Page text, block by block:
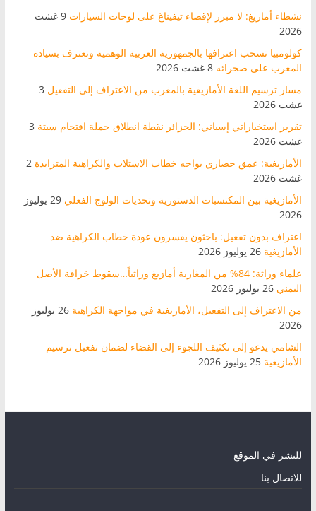
نشطاء أمازيغ: لا مبرر لإقصاء تيفيناغ على لوحات السيارات
9 غشت
2026
كولومبيا تسحب اعترافها بالجمهورية العربية الوهمية وتعترف بسيادة
المغرب على صحرائه 8 غشت 2026
مسار ترسيم اللغة الأمازيغية بالمغرب من الاعتراف إلى التفعيل 3
غشت 2026
تقرير استخباراتي إسباني: الجزائر نقطة انطلاق حملة اقتحام سبتة 3
غشت 2026
الأمازيغية: عمق حضاري يواجه خطاب الاستلاب والكراهية المتزايدة 2
غشت 2026
الأمازيغية بين المكتسبات الدستورية وتحديات الولوج الفعلي
29 يوليوز
2026
اعتراف بدون تفعيل: باحثون يفسرون عودة خطاب الكراهية ضد
الأمازيغية 26 يوليوز 2026
علماء وراثة: 84% من المغاربة أمازيغ وراثياً…سقوط خرافة الأصل
اليمني 26 يوليوز 2026
من الاعتراف إلى التفعيل، الأمازيغية في مواجهة الكراهية
26 يوليوز
2026
الشامي يدعو إلى تكثيف اللجوء إلى القضاء لضمان تفعيل ترسيم
الأمازيغية 25 يوليوز 2026
للنشر في الموقع
للاتصال بنا